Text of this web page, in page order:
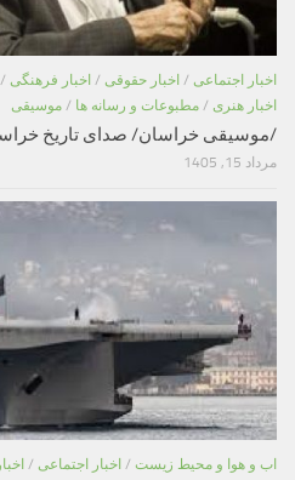
اخبار اجتماعی / اخبار حقوقی / اخبار فرهنگی /
اخبار هنری / مطبوعات و رسانه ها / موسیقی
/موسیقی خراسان/ صدای تاریخ
مرداد 15, 1405
اب و هوا و محیط زیست / اخبار اجتماعی /